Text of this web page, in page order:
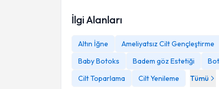
İlgi Alanları
Altın İğne Ameliyatsız Cilt Gençleştirme
Baby Botoks
Badem göz Estetiği
Cilt Toparlama
Cilt Yenileme Tümü